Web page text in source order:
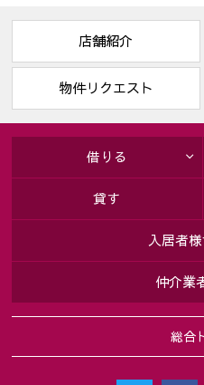
店舗紹介
物件リクエスト
総合
借りる
貸す
入居者
仲介業